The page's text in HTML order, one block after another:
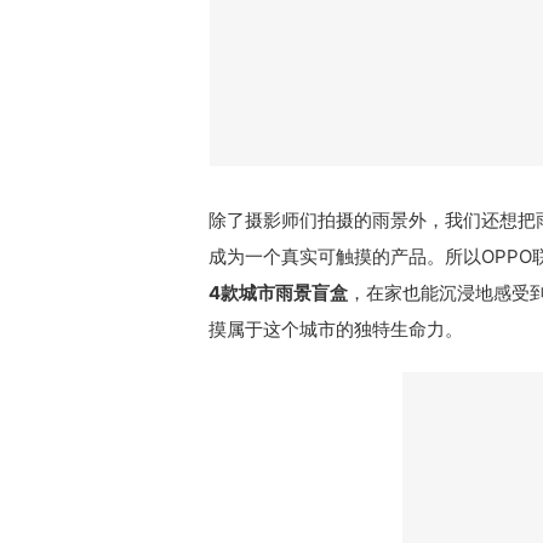
除了摄影师们拍摄的雨景外，我们还想
成为一个真实可触摸的产品。所以OPPO
4款城市雨景盲盒 ，在家也能沉浸地感受
摸属于这个城市的独特生命力。